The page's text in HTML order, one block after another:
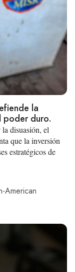
la
poder duro.
disuasión, el
que la inversión
estratégicos de
American